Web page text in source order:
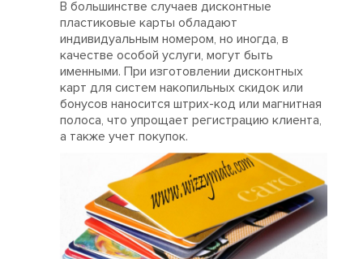
В большинстве случаев дисконтные
пластиковые карты обладают
индивидуальным номером, но иногда, в
качестве особой услуги, могут быть
именными. При изготовлении дисконтных
карт для систем накопильных скидок или
бонусов наносится штрих-код или магнитная
полоса, что упрощает регистрацию клиента,
а также учет покупок.